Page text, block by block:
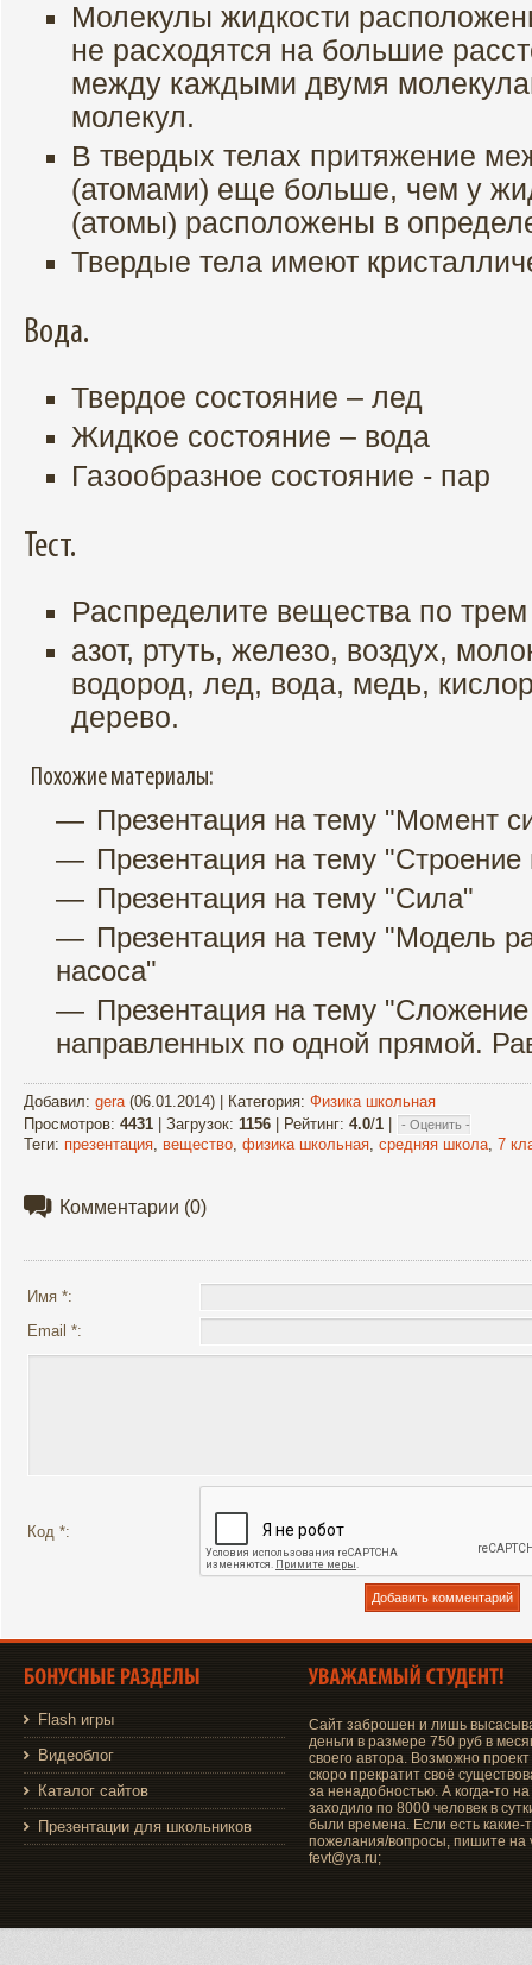
Молекулы жидкости
не расходятся на большие
между каждыми двумя
молекул.
В твердых телах притяжение
(атомами) еще больше, чем у
(атомы) расположены в
Твердые тела имеют
Вода.
Твердое состояние – лед
Жидкое состояние – вода
Газообразное состояние - пар
Тест.
Распределите вещества по
азот, ртуть, железо, воздух,
водород, лед, вода, медь,
дерево.
Похожие материалы:
Презентация на тему "Момент
Презентация на тему
Презентация на тему "Сила"
Презентация на тему "Модель
насоса"
Презентация на тему
направленных по одной прямой.
Добавил: gera (06.01.2014) | Категория: Физика школьная
Просмотров: 4431 | Загрузок: 1156 | Рейтинг: 4.0/1 |
Теги: презентация вещество физика школьная средняя школа 7
Комментарии (0)
Имя *:
Email *:
Код *:
Flash игры
Видеоблог
Каталог сайтов
Презентации для школьников
Сайт заброшен и лишь
деньги в размере 750 руб в
своего автора. Возможно проект
скоро прекратит своё
за ненадобностью. А когда-то на
заходило по 8000 человек в
были времена. Если есть какие-
пожелания/вопросы, пишите на
fevt@ya.ru;